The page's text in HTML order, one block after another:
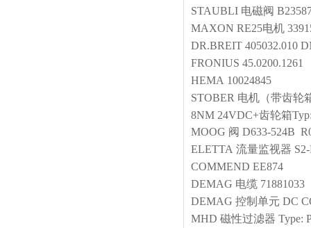
STAUBLI 电磁阀
MAXON RE25电机
DR.BREIT 405032.010
FRONIUS 45.0200.1261
HEMA 10024845
STOBER 电机（带齿轮
8NM 24VDC+齿轮箱
MOOG 阀 D633-524B
ELETTA 流量监视器
COMMEND EE874
DEMAG 电缆 71881033
DEMAG 控制单元 DC
MHD 磁性过滤器 Type: